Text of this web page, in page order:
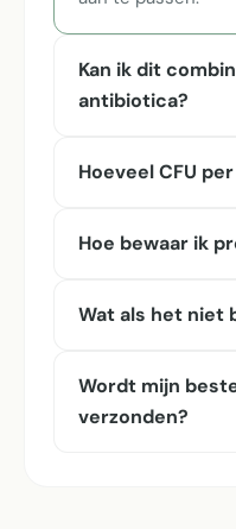
Kan ik dit
antibiotica?
Hoeveel CFU
Hoe bewaar ik
Wat als het niet
Wordt mijn
verzonden?